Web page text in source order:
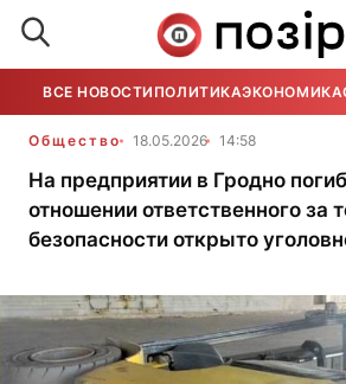
ВСЕ НОВОСТИ ПОЛИТИКАЭКОНОМИКА
Общество 18.05.2026 14:58
На предприятии в Гродно
отношении ответственного за
безопасности открыто